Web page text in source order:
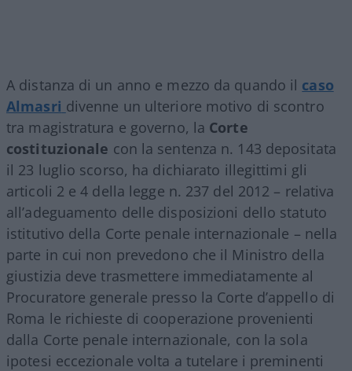
A distanza di un anno e mezzo da quando il caso
Almasri divenne un ulteriore motivo di scontro
tra magistratura e governo, la Corte
costituzionale con la sentenza n. 143 depositata
il 23 luglio scorso, ha dichiarato illegittimi gli
articoli 2 e 4 della legge n. 237 del 2012 – relativa
all’adeguamento delle disposizioni dello statuto
istitutivo della Corte penale internazionale – nella
parte in cui non prevedono che il Ministro della
giustizia deve trasmettere immediatamente al
Procuratore generale presso la Corte d’appello di
Roma le richieste di cooperazione provenienti
dalla Corte penale internazionale, con la sola
ipotesi eccezionale volta a tutelare i preminenti